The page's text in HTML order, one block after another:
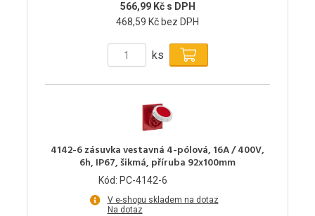
566,99 Kč s DPH
468,59 Kč bez DPH
ks
4142-6 zásuvka vestavná 4-pólová, 16A / 400V,
6h, IP67, šikmá, příruba 92x100mm
Kód: PC-4142-6
V e-shopu skladem na dotaz
Na dotaz